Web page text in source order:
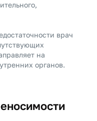
врач
на
органов.